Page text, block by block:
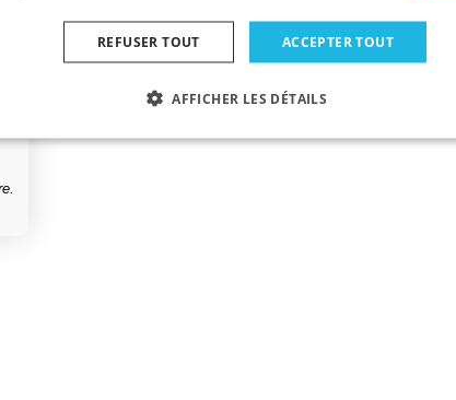
ACCEPTER TOUT
REFUSER TOUT
AFFICHER LES DÉTAILS